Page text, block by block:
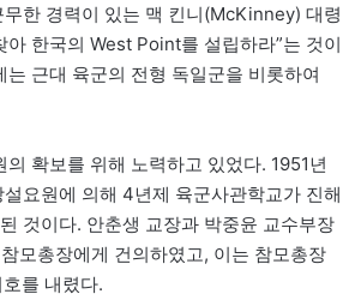
한 경력이 있는 맥 킨니(McKinney) 대령
한국의 West Point를 설립하라”는 것이
근대 육군의 전형 독일군을 비롯하여
확보를 위해 노력하고 있었다. 1951년
요원에 의해 4년제 육군사관학교가 진해
것이다. 안춘생 교장과 박중윤 교수부장
모총장에게 건의하였고, 이는 참모총장
를 내렸다.